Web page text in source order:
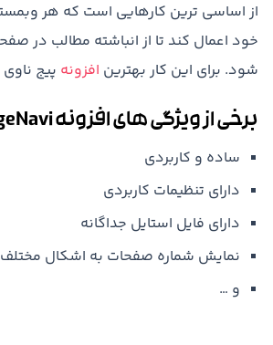
از اساسی ترین کارهایی است که هر
خود اعمال کند تا از انباشته مطالب در
شود. برای این کار بهترین افزونه پیج
برخی از ویژگی های افزونه WP-PageNavi :
ساده و کاربردی
دارای تنظیمات کاربردی
دارای فایل استایل جداگانه
نمایش شماره صفحات به اشکال مختلف
و …